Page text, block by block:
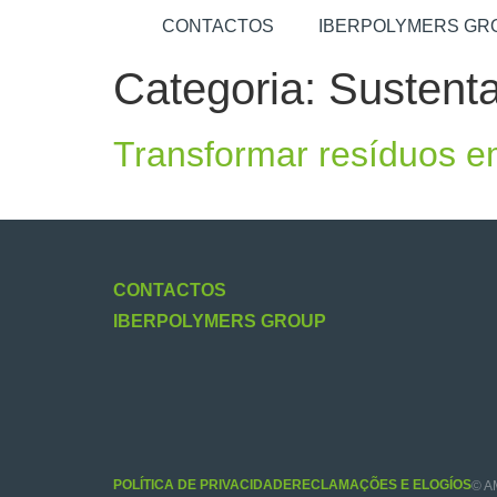
CONTACTOS IBERPOLYMERS
Categoria:
Transformar resíduos
CONTACTOS
IBERPOLYMERS GROUP
POLÍTICA DE PRIVACIDADERECLAMAÇÕES E ELOGÍOS©